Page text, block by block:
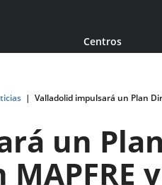
Centros
Valladolid impulsará un Plan
un